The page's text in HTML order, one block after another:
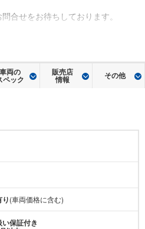
合せをお待ちしております。
車両の
ペック
販売店
情報 その他
(車両価格に含む)
保証付き